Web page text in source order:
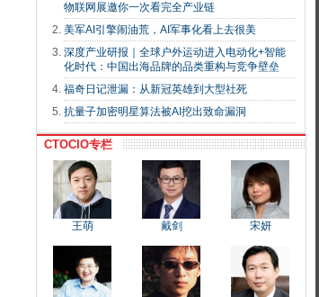
物联网展邀你一次看完全产业链
美军AI引擎闹油荒，AI军事化看上去很美
深度产业研报｜全球户外运动进入电动化+智能
化时代：中国出海品牌的品类重构与竞争壁垒
福奇日记泄漏：从新冠英雄到大型社死
抗量子加密明星算法被AI挖出致命漏洞
CTOCIO专栏
王萌 戴剑 宋妍